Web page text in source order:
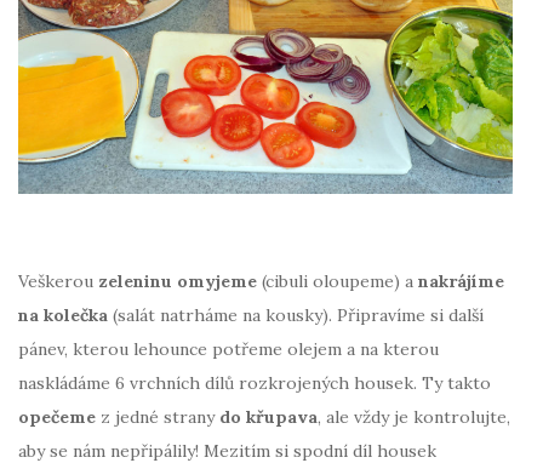
Veškerou zeleninu omyjeme (cibuli oloupeme) a nakrájíme
na kolečka (salát natrháme na kousky). Připravíme si další
pánev, kterou lehounce potřeme olejem a na kterou
naskládáme 6 vrchních dílů rozkrojených housek. Ty takto
opečeme z jedné strany do křupava, ale vždy je kontrolujte,
aby se nám nepřipálily! Mezitím si spodní díl housek